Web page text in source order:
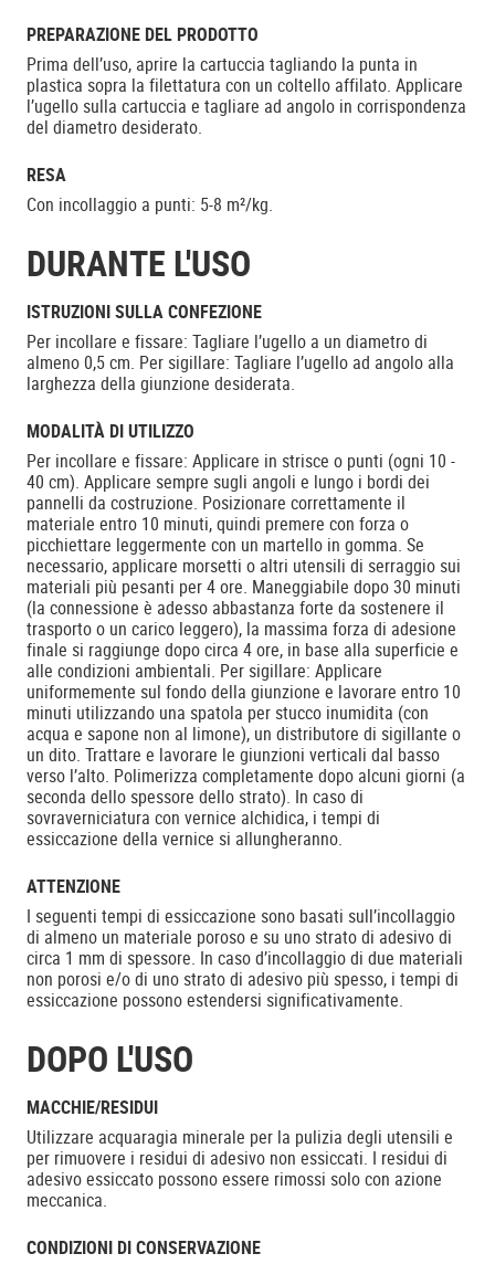
PREPARAZIONE DEL PRODOTTO
Prima dell’uso, aprire la cartuccia tagliando la punta in
plastica sopra la filettatura con un coltello affilato. Applicare
l’ugello sulla cartuccia e tagliare ad angolo in corrispondenza
del diametro desiderato.
RESA
Con incollaggio a punti: 5-8 m²/kg.
DURANTE L'USO
ISTRUZIONI SULLA CONFEZIONE
Per incollare e fissare: Tagliare l’ugello a un diametro di
almeno 0,5 cm. Per sigillare: Tagliare l’ugello ad angolo alla
larghezza della giunzione desiderata.
MODALITÀ DI UTILIZZO
Per incollare e fissare: Applicare in strisce o punti (ogni 10 -
40 cm). Applicare sempre sugli angoli e lungo i bordi dei
pannelli da costruzione. Posizionare correttamente il
materiale entro 10 minuti, quindi premere con forza o
picchiettare leggermente con un martello in gomma. Se
necessario, applicare morsetti o altri utensili di serraggio sui
materiali più pesanti per 4 ore. Maneggiabile dopo 30 minuti
(la connessione è adesso abbastanza forte da sostenere il
trasporto o un carico leggero), la massima forza di adesione
finale si raggiunge dopo circa 4 ore, in base alla superficie e
alle condizioni ambientali. Per sigillare: Applicare
uniformemente sul fondo della giunzione e lavorare entro 10
minuti utilizzando una spatola per stucco inumidita (con
acqua e sapone non al limone), un distributore di sigillante o
un dito. Trattare e lavorare le giunzioni verticali dal basso
verso l’alto. Polimerizza completamente dopo alcuni giorni (a
seconda dello spessore dello strato). In caso di
sovraverniciatura con vernice alchidica, i tempi di
essiccazione della vernice si allungheranno.
ATTENZIONE
I seguenti tempi di essiccazione sono basati sull’incollaggio
di almeno un materiale poroso e su uno strato di adesivo di
circa 1 mm di spessore. In caso d’incollaggio di due materiali
non porosi e/o di uno strato di adesivo più spesso, i tempi di
essiccazione possono estendersi significativamente.
DOPO L'USO
MACCHIE/RESIDUI
Utilizzare acquaragia minerale per la pulizia degli utensili e
per rimuovere i residui di adesivo non essiccati. I residui di
adesivo essiccato possono essere rimossi solo con azione
meccanica.
CONDIZIONI DI CONSERVAZIONE